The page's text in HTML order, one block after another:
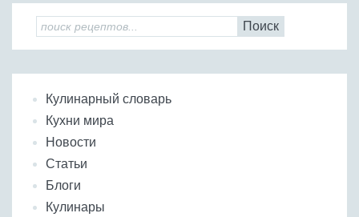
Поиск
Кулинарный словарь
Кухни мира
Новости
Статьи
Блоги
Кулинары